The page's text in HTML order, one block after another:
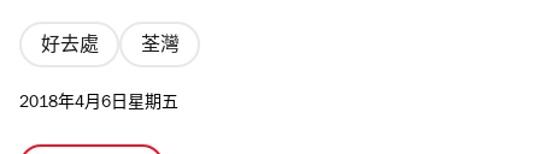
好去處 荃灣
2018年4月6日星期五